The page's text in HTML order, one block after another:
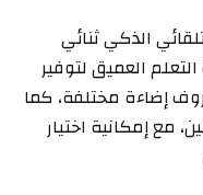
الذكي ثنائي
العميق لتوفير
إضاءة مختلفة، كما
مع إمكانية اختيار